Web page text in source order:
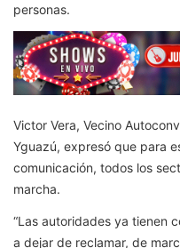
personas.
Victor Vera, Vecino
Yguazú, expresó que para
comunicación, todos los
marcha.
“Las autoridades ya tienen
a dejar de reclamar, de